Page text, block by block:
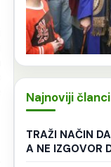
Najnoviji članci
TRAŽI NAČIN
A NE IZGOVOR